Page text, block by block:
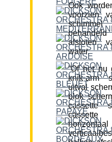
Ook
voorzien
afstoten
water.
“Of het nu
knik-arm
uitval
blok
cassette